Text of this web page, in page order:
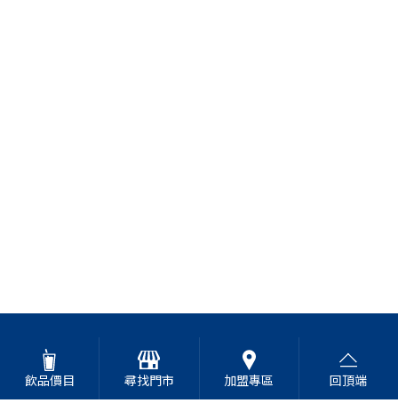
高山青茶專賣店
飲品價目 尋找門市 加盟專區 回頂端